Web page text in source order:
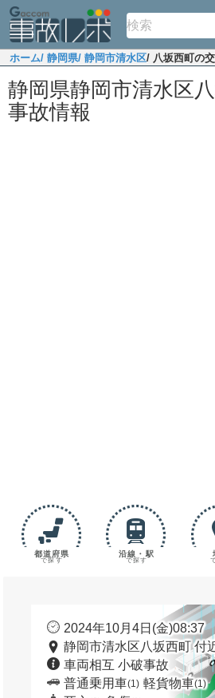
ホーム/ 静岡県/ 静岡市清水区/ 八坂西町の
静岡県静岡市清水区
事故情報
都道府県
で探す
沿線・駅
で探す
2024年10月4日(金)08:37
静岡市清水区八坂西町 付
車両相互 小破事故
普通乗用車(1) 軽貨物車(1)